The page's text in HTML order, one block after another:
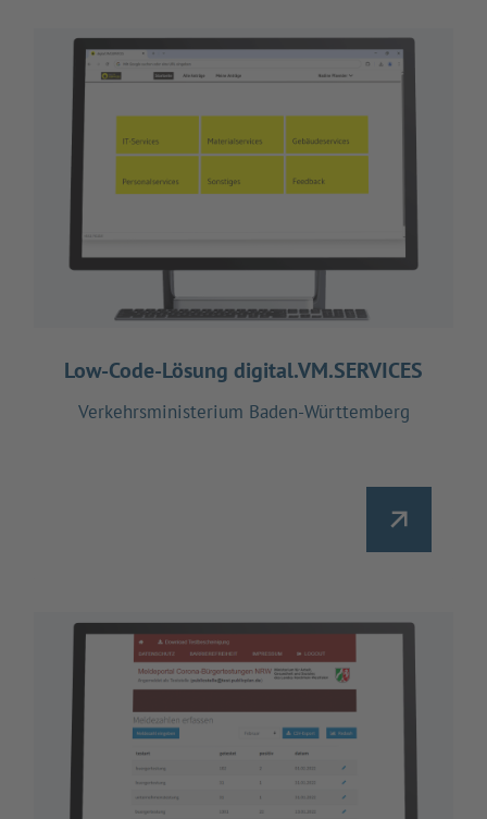
Low-Code-Lösung digital.VM.SERVICES
Verkehrsministerium Baden-Württemberg